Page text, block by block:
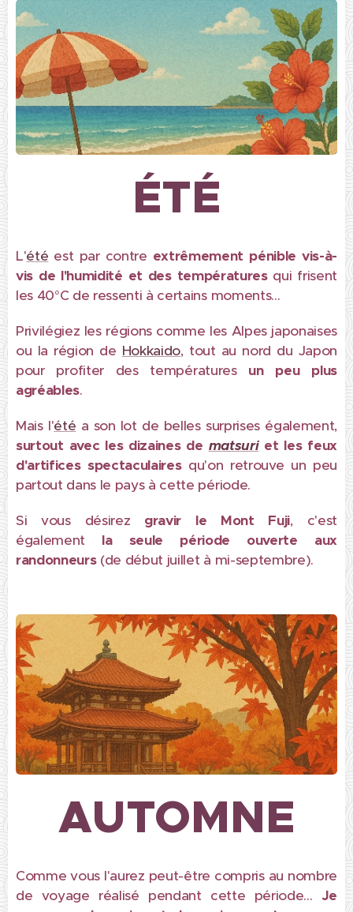
ÉTÉ
L'été est par contre extrêmement pénible vis-à-
vis de l'humidité et des températuresqui frisent
les 40°C de ressenti à certains moments...
Privilégiez les régions comme les Alpes japonaises
ou la région de Hokkaido, tout au nord du Japon
pour profiter des températures un peu plus
agréables.
Mais l'été a son lot de belles surprises également,
surtout avec les dizaines de matsuri et les feux
d'artifices spectaculairesqu'on retrouve un peu
partout dans le pays à cette période.
Si vous désirez gravir le Mont Fuji, c'est
également la seule période ouverte aux
randonneurs (de début juillet à mi-septembre).
AUTOMNE
Comme vous l'aurez peut-être compris au nombre
de voyage réalisé pendant cette période... Je